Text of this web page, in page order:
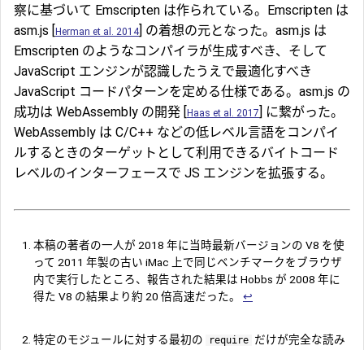
察に基づいて Emscripten は作られている。Emscripten は
asm.js [
Herman et al. 2014] の着想の元となった。asm.js は
Emscripten のようなコンパイラが生成すべき、そして
JavaScript エンジンが認識したうえで最適化すべき
JavaScript コードパターンを定める仕様である。asm.js の
成功は WebAssembly の開発 [
Haas et al. 2017
] に繋がった。
WebAssembly は C/C++ などの低レベル言語をコンパイ
ルするときのターゲットとして利用できるバイトコード
レベルのインターフェースで JS エンジンを拡張する。
本稿の著者の一人が 2018 年に当時最新バージョンの V8 を使
って 2011 年製の古い iMac 上で同じベンチマークをブラウザ
内で実行したところ、報告された結果は Hobbs が 2008 年に
得た V8 の結果より約 20 倍高速だった。 ↩︎
特定のモジュールに対する最初の require だけが完全な読み